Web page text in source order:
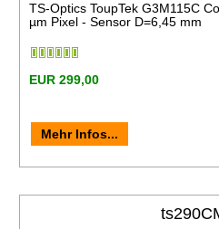
TS-Optics ToupTek G3M115C
µm Pixel - Sensor D=6,45 mm
EUR 299,00
Mehr Infos...